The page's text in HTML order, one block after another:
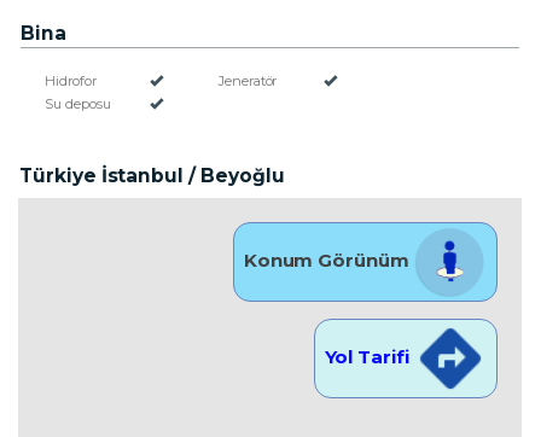
Bina
Hidrofor
Jeneratör
Su deposu
Türkiye İstanbul / Beyoğlu
Konum Görünüm
Yol Tarifi